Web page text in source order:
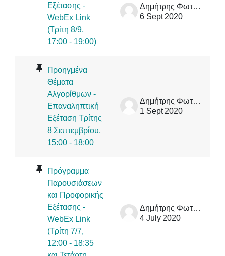
Εξέτασης -
WebEx Link
(Τρίτη 8/9,
17:00 - 19:00)
Δημήτρης Φωτάκης
6 Sept 2020
Προηγμένα
Θέματα
Αλγορίθμων -
Επαναληπτική
Εξέταση Τρίτης
8 Σεπτεμβρίου,
15:00 - 18:00
Δημήτρης Φωτάκης
1 Sept 2020
Πρόγραμμα
Παρουσιάσεων
και Προφορικής
Εξέτασης -
WebEx Link
(Τρίτη 7/7,
12:00 - 18:35
Δημήτρης Φωτάκης
4 July 2020